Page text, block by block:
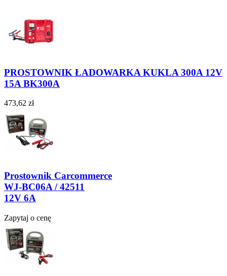
PROSTOWNIK ŁADOWARKA KUKLA 300A 12V
15A BK300A
473,62 zł
Prostownik Carcommerce
WJ-BC06A / 42511
12V 6A
Zapytaj o cenę